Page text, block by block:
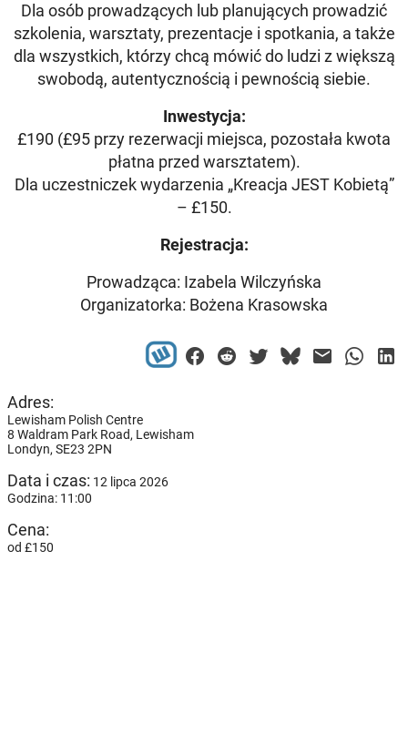
Dla osób prowadzących lub planujących prowadzić
szkolenia, warsztaty, prezentacje i spotkania, a także
dla wszystkich, którzy chcą mówić do ludzi z większą
swobodą, autentycznością i pewnością siebie.
Inwestycja:
£190 (£95 przy rezerwacji miejsca, pozostała kwota
płatna przed warsztatem).
Dla uczestniczek wydarzenia „Kreacja JEST Kobietą”
– £150.
Rejestracja:
Prowadząca: Izabela Wilczyńska
Organizatorka: Bożena Krasowska
Adres:
Lewisham Polish Centre
8 Waldram Park Road, Lewisham
Londyn, SE23 2PN
Data i czas: 12 lipca 2026
Godzina: 11:00
Cena:
od £150